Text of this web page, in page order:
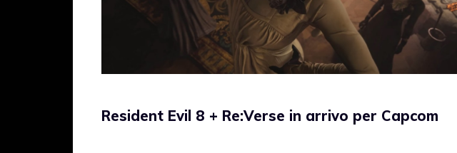
Resident Evil 8 + Re:Verse in arrivo per Capcom